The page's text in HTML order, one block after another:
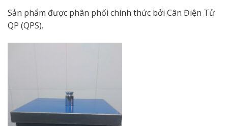
Sản phẩm được phân phối chính thức bởi Cân Điện Tử
QP (QPS).